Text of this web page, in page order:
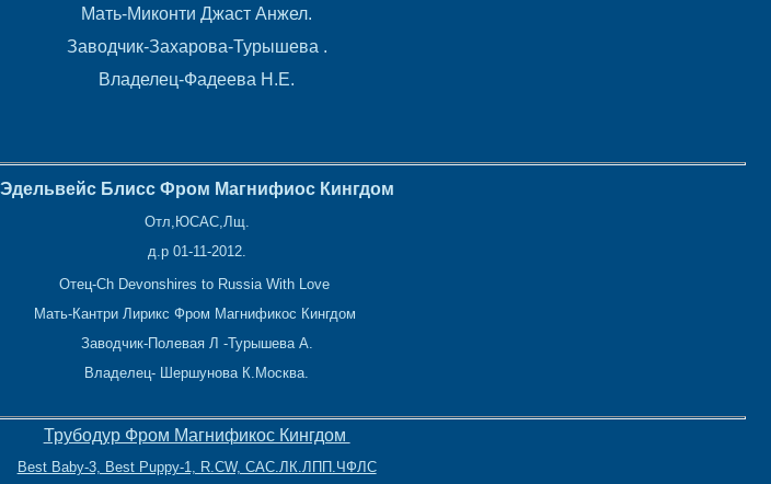
Мать-Миконти Джаст Анжел.
Заводчик-Захарова-Турышева .
Владелец-Фадеева Н.Е.
Эдельвейс Блисс Фром Магнифиос Кингдом
Отл,ЮСАС,Лщ.
д.р 01-11-2012.
Отец-Ch Devonshires to Russia With Love
Мать-Кантри Лирикс Фром Магнификос Кингдом
Заводчик-Полевая Л -Турышева А.
Владелец- Шершунова К.Москва.
Трубодур Фром Магнификос Кингдом
Best Baby-3, Best Puppy-1, R.CW, САС.ЛК.ЛПП.ЧФЛС